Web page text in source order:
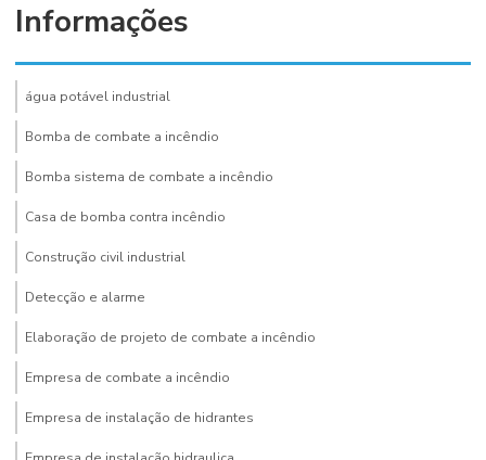
Informações
água potável industrial
Bomba de combate a incêndio
Bomba sistema de combate a incêndio
Casa de bomba contra incêndio
Construção civil industrial
Detecção e alarme
Elaboração de projeto de combate a incêndio
Empresa de combate a incêndio
Empresa de instalação de hidrantes